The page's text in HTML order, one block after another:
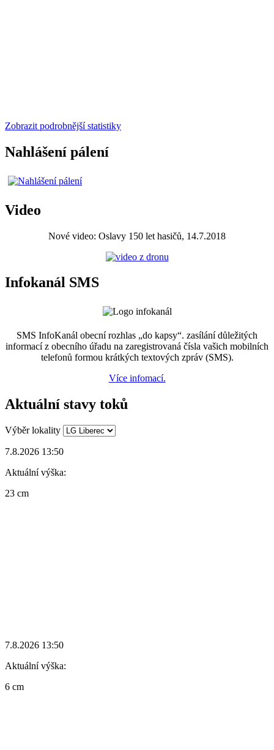
Zobrazit podrobnější statistiky
Nahlášení pálení
Video
Nové video: Oslavy 150 let hasičů, 14.7.2018
Infokanál SMS
SMS InfoKanál obecní rozhlas „do kapsy“. zasílání důležitých
informací z obecního úřadu na zaregistrovaná čísla vašich mobilních
telefonů formou krátkých textových zpráv (SMS).
Více infomací.
Aktuální stavy toků
Výběr lokality
7.8.2026 13:50
Aktuální výška:
23 cm
7.8.2026 13:50
Aktuální výška:
6 cm